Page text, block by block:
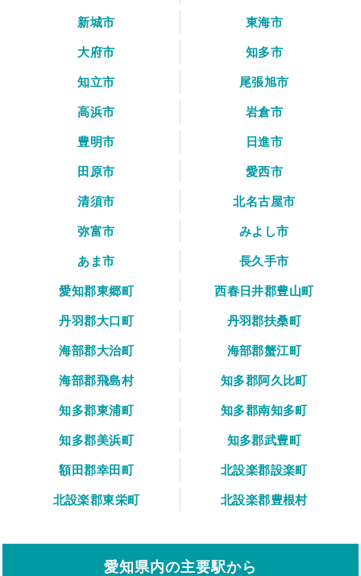
新城市
東海市
大府市
知多市
知立市
尾張旭市
高浜市
岩倉市
豊明市
日進市
田原市
愛西市
清須市
北名古屋市
弥富市
みよし市
あま市
長久手市
愛知郡東郷町
西春日井郡豊山町
丹羽郡大口町
丹羽郡扶桑町
海部郡大治町
海部郡蟹江町
海部郡飛島村
知多郡阿久比町
知多郡東浦町
知多郡南知多町
知多郡美浜町
知多郡武豊町
額田郡幸田町
北設楽郡設楽町
北設楽郡東栄町
北設楽郡豊根村
愛知県内の主要駅から